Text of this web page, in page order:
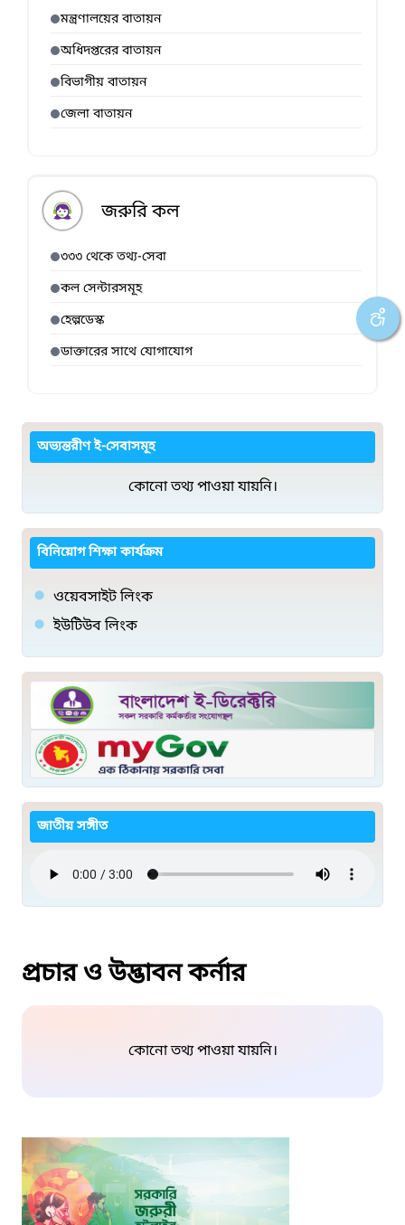
মন্ত্রণালয়ের বাতায়ন
অধিদপ্তরের বাতায়ন
বিভাগীয় বাতায়ন
জেলা বাতায়ন
জরুরি কল
৩৩৩ থেকে তথ্য-সেবা
কল সেন্টারসমূহ
হেল্পডেস্ক
ডাক্তারের সাথে যোগাযোগ
অভ্যন্তরীণ ই-সেবাসমূহ
কোনো তথ্য পাওয়া যায়নি।
বিনিয়োগ শিক্ষা কার্যক্রম
ওয়েবসাইট লিংক
ইউটিউব লিংক
জাতীয় সঙ্গীত
প্রচার ও উদ্ভাবন কর্নার
কোনো তথ্য পাওয়া যায়নি।